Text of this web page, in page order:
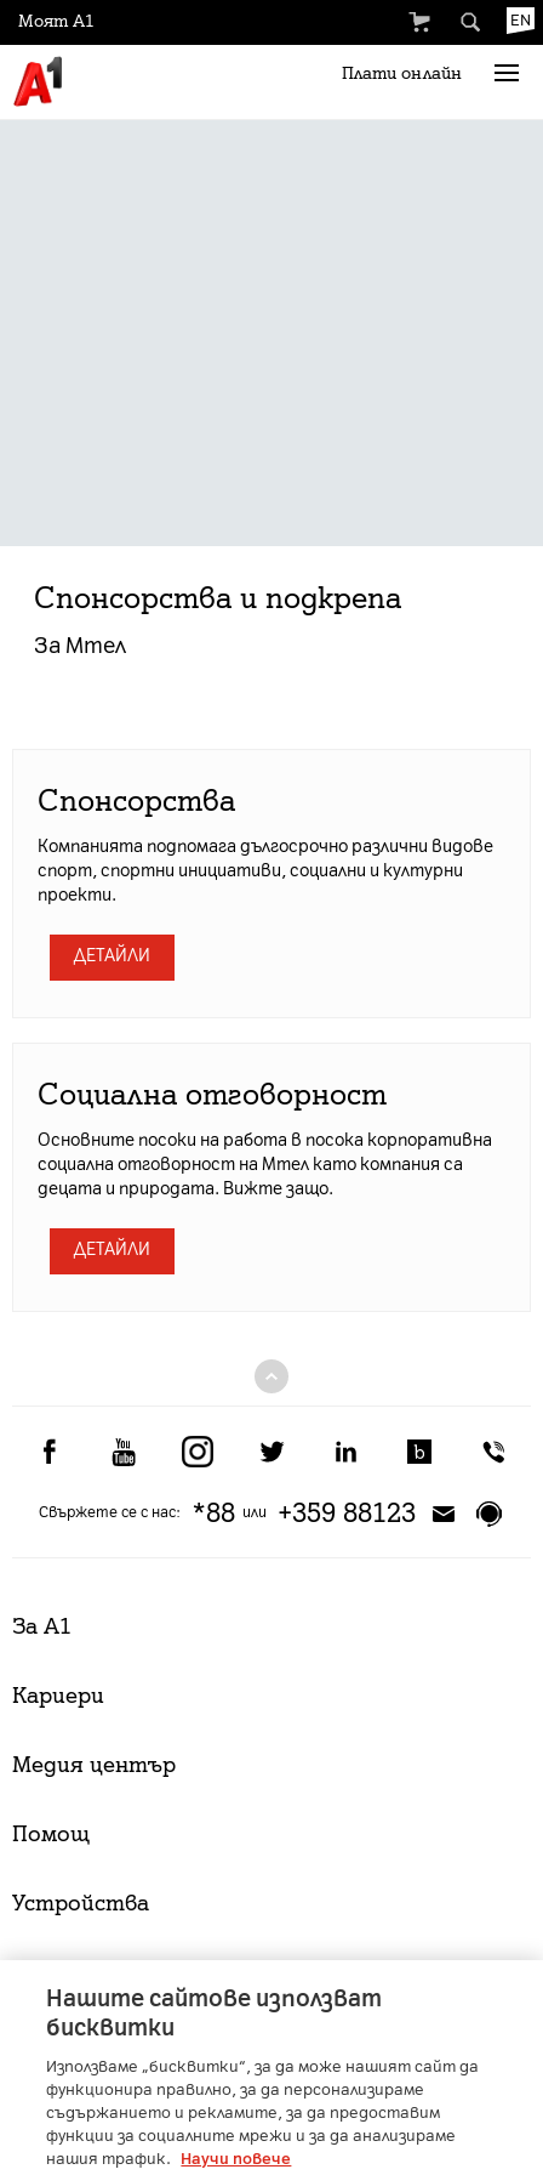
EN
Плати онлайн
Моят А1
Спонсорства и подкрепа
За Мтел
Спонсорства
Компанията подпомага дългосрочно различни видове
спорт, спортни инициативи, социални и културни
проекти.
ДЕТАЙЛИ
Социална отговорност
Основните посоки на работа в посока корпоративна
социална отговорност на Мтел като компания са
децата и природата. Вижте защо.
ДЕТАЙЛИ
Свържете се с нас: *88или +359 88123
За А1
Кариери
Медия център
Помощ
Устройства
A1 Austria - A1 Croatia - A1 Serbia - A1 Belarus
A1 Bulgaria
- A1 Macedonia - A1 Slovenia
A1 Digital
- Member of A1 Group
Нашите сайтове използват
бисквитки
Използваме „бисквитки“, за да може нашият сайт да
функционира правилно, за да персонализираме
съдържанието и рекламите, за да предоставим
функции за социалните мрежи и за да анализираме
нашия трафик.
Научи повече